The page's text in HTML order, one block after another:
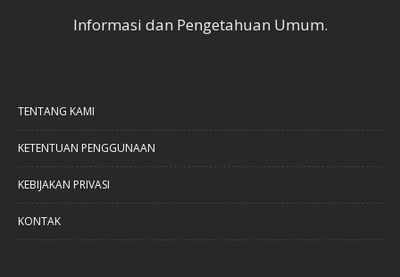
Informasi dan Pengetahuan Umum.
TENTANG KAMI
KETENTUAN PENGGUNAAN
KEBIJAKAN PRIVASI
KONTAK